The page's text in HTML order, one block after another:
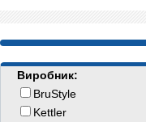
Виробник:
BruStyle
Kettler